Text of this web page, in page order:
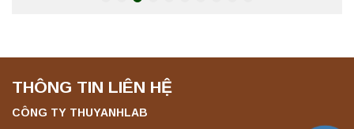
chính hãng – Thiết bị chưng cất mẫu nước
Máy ly tâm tốc độ thấp để bàn YKL04A
Yonglekang – Máy ly tâm phòng thí nghiệm
Liên hệ
THÔNG TIN LIÊN HỆ
CÔNG TY THUYANHLAB